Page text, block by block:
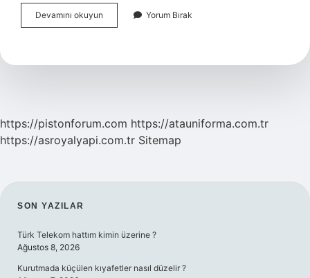
Devamını okuyun
Böceği
Yorum Bırak
https://pistonforum.com https://atauniforma.com.tr
https://asroyalyapi.com.tr Sitemap
SIDEBAR
SON YAZILAR
Türk Telekom hattım kimin üzerine ?
Ağustos 8, 2026
Kurutmada küçülen kıyafetler nasıl düzelir ?